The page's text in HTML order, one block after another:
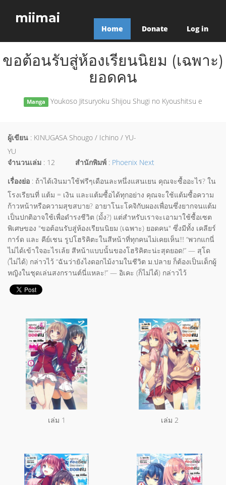
miimai
Home Donate Log in
ขอต้อนรับสู่ห้องเรียนนิยม (เฉพาะ)
ยอดคน
Manga Youkoso Jitsuryoku Shijou Shugi no Kyoushitsu e
ผู้เขียน : KINUGASA Shougo / Ichino / YU-
YU
จำนวนเล่ม : 12 สำนักพิมพ์ : Phoenix Next
เรื่องย่อ : ถ้าได้เงินมาใช้ฟรีๆเดือนละหนึ่งแสนเยน คุณจะซื้ออะไร? ใน
โรงเรียนที่ แต้ม = เงิน และแต้มซื้อได้ทุกอย่าง คุณจะใช้แต้มซื้อความ
ก้าวหน้าหรือความสุขสบาย? อายาโนะโคจิกับผองเพื่อนซึ่งยากจนแต้ม
เป็นปกติอาจใช้เพื่อดำรงชีวิต (มั้ง?) แต่สำหรับเราจะเอามาใช้ซื้อเซต
พิเศษของ "ขอต้อนรับสู่ห้องเรียนนิยม (เฉพาะ) ยอดคน" ซึ่งมีทั้ง เคลียร์
การ์ด และ คีย์เชน รูปโฮริคิตะในสีหน้าที่ทุกคนไม่เคยเห็น!!! “พวกแกนี่
ไม่ได้เข้าใจอะไรเล้ย สีหน้าแบบนั้นของโฮริคิตะน่ะสุดยอด!” — สุโด
(ไม่ได้) กล่าวไว้ “ฉันว่ายังไงดอกไม้งามในชีวิต ม.ปลาย ก็ต้องเป็นเด็กผู้
หญิงในชุดเล่นสงกรานต์นี่แหละ!” — อิเคะ (ก็ไม่ได้) กล่าวไว้
เล่ม 1 เล่ม 2